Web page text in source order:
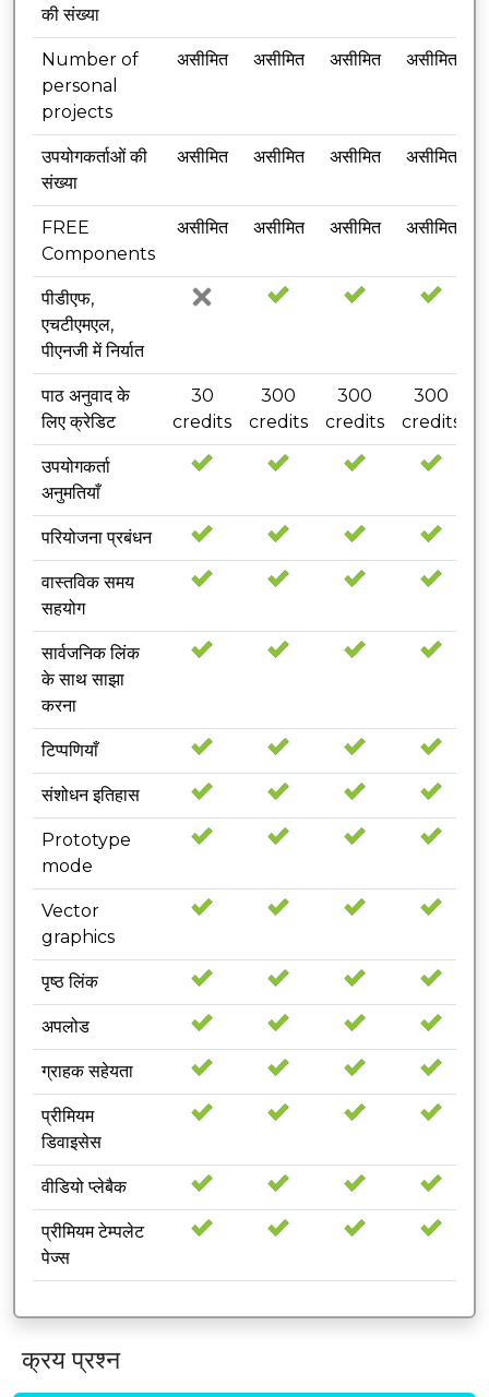
की संख्या
Number of
personal
projects
असीमित असीमित असीमित असीमित
उपयोगकर्ताओं की
संख्या
असीमित असीमित असीमित असीमित
FREE
Components
असीमित असीमित असीमित असीमित
पीडीएफ,
एचटीएमएल,
पीएनजी में निर्यात
पाठ अनुवाद के
लिए क्रेडिट
30
credits
300
credits
300
credits
300
credits
उपयोगकर्ता
अनुमतियाँ
परियोजना प्रबंधन
वास्तविक समय
सहयोग
सार्वजनिक लिंक
के साथ साझा
करना
टिप्पणियाँ
संशोधन इतिहास
Prototype
mode
Vector
graphics
पृष्ठ लिंक
अपलोड
ग्राहक सहेयता
प्रीमियम
डिवाइसेस
वीडियो प्लेबैक
प्रीमियम टेम्पलेट
पेज्स
क्रय प्रश्न